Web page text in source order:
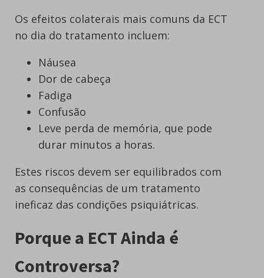
Os efeitos colaterais mais comuns da ECT
no dia do tratamento incluem:
Náusea
Dor de cabeça
Fadiga
Confusão
Leve perda de memória, que pode
durar minutos a horas.
Estes riscos devem ser equilibrados com
as consequências de um tratamento
ineficaz das condições psiquiátricas.
Porque a ECT Ainda é
Controversa?